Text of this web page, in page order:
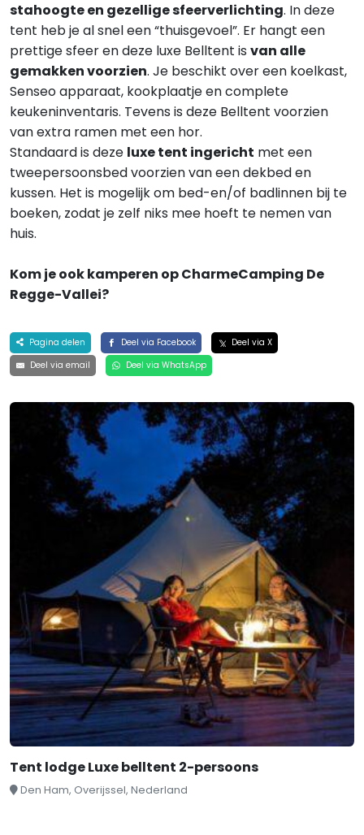
stahoogte en gezellige sfeerverlichting. In deze
tent heb je al snel een “thuisgevoel”. Er hangt een
prettige sfeer en deze luxe Belltent is van alle
gemakken voorzien. Je beschikt over een koelkast,
Senseo apparaat, kookplaatje en complete
keukeninventaris. Tevens is deze Belltent voorzien
van extra ramen met een hor.
Standaard is deze luxe tent ingericht met een
tweepersoonsbed voorzien van een dekbed en
kussen. Het is mogelijk om bed-en/of badlinnen bij te
boeken, zodat je zelf niks mee hoeft te nemen van
huis.
Kom je ook kamperen op CharmeCamping De
Regge-Vallei?
Pagina delen Deel via Facebook
Deel via X
Deel via email
Deel via WhatsApp
Tent lodge Luxe belltent 2-persoons
Den Ham, Overijssel, Nederland